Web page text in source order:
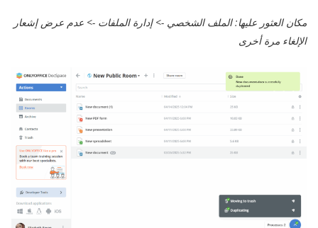
مكان العثور عليها: الملف الشخصي -> إدارة الملفات -> عدم عرض إشعار
الإلغاء مرة أخرى